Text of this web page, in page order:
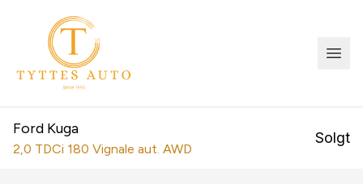
Ford Kuga
2,0 TDCi 180 Vignale aut. AWD
Solgt